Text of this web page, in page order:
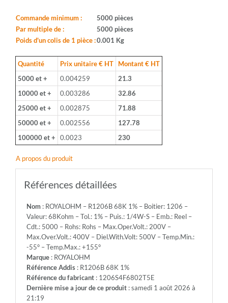
Boitier:
1206
-
68Kohm
-
Tol.:
1%
-
Puis.:
1/4W-
S
-
Cdt.:
5000
Rohs:
Rohs
-
Max.Oper.Volt.:
200V
-
Max.Over.Volt.:
400V
-
Commande minimum :
5000 pièces
Par multiple de :
5000 pièces
Poids d'un colis de 1 pièce :0.001 Kg
Quantité Prix unitaire € HT
Montant € HT
5000 et +
0.004259
21.3
10000 et +
0.003286
32.86
25000 et +
0.002875
71.88
50000 et +
0.002556
127.78
100000 et +
0.0023 230
A propos du produit
Références détaillées
Nom: ROYALOHM – R1206B 68K 1% – Boitier: 1206 –
Valeur: 68Kohm – Tol.: 1% – Puis.: 1/4W-S – Emb.: Reel –
Cdt.: 5000 – Rohs: Rohs – Max.Oper.Volt.: 200V –
Max.Over.Volt.: 400V – Diel.With.Volt: 500V – Temp.Min.:
-55° – Temp.Max.: +155°
Marque: ROYALOHM
Référence Addis: R1206B 68K 1%
Référence du fabricant: 1206S4F6802T5E
Dernière mise a jour de ce produit: samedi 1 août 2026 à
21:19